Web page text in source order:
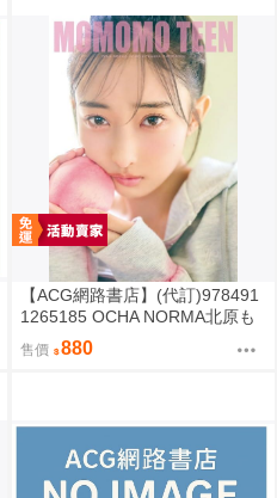
【ACG網路書店】(代訂)978491
1265185 OCHA NORMA北原も
も 寫真集「もももてぃーん。」
售價 880